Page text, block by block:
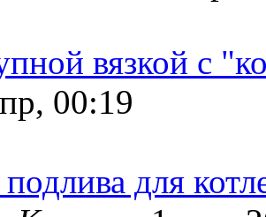
вязкой с
00:19
подлива для